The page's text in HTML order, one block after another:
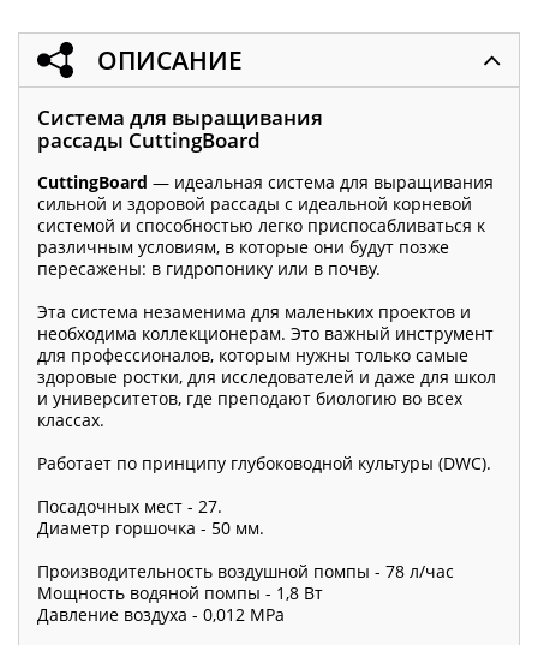
ОПИСАНИЕ
Система для выращивания
рассады CuttingBoard
CuttingBoard — идеальная система для выращивания
сильной и здоровой рассады с идеальной корневой
системой и способностью легко приспосабливаться к
различным условиям, в которые они будут позже
пересажены: в гидропонику или в почву.
Эта система незаменима для маленьких проектов и
необходима коллекционерам. Это важный инструмент
для профессионалов, которым нужны только самые
здоровые ростки, для исследователей и даже для школ
и университетов, где преподают биологию во всех
классах.
Работает по принципу глубоководной культуры (DWC).
Посадочных мест - 27.
Диаметр горшочка - 50 мм.
Производительность воздушной помпы - 78 л/час
Мощность водяной помпы - 1,8 Вт
Давление воздуха - 0,012 МРа